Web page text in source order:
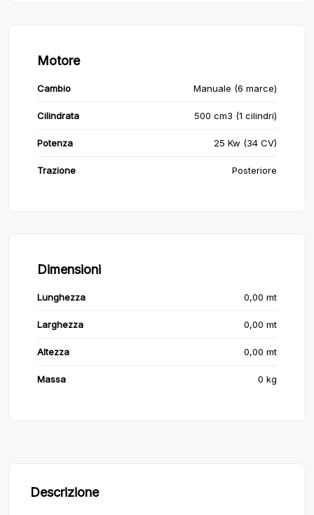
Motore
Cambio Manuale (6 marce)
Cilindrata 500 cm3 (1 cilindri)
Potenza 25 Kw (34 CV)
Trazione Posteriore
Dimensioni
Lunghezza 0,00 mt
Larghezza 0,00 mt
Altezza 0,00 mt
Massa 0 kg
Descrizione